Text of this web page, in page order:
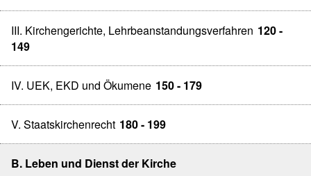
III. Kirchengerichte, Lehrbeanstandungsverfahren 120 -
149
IV. UEK, EKD und Ökumene 150 - 179
V. Staatskirchenrecht 180 - 199
B. Leben und Dienst der Kirche